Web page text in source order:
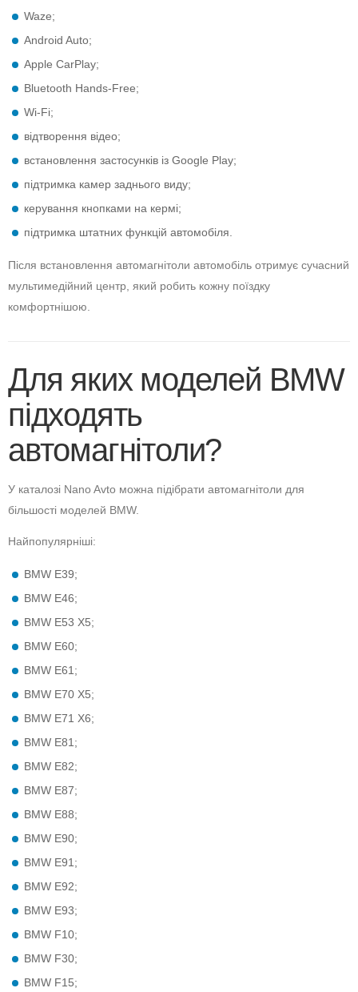
Waze;
Android Auto;
Apple CarPlay;
Bluetooth Hands-Free;
Wi-Fi;
відтворення відео;
встановлення застосунків із Google Play;
підтримка камер заднього виду;
керування кнопками на кермі;
підтримка штатних функцій автомобіля.
Після встановлення автомагнітоли автомобіль отримує сучасний
мультимедійний центр, який робить кожну поїздку
комфортнішою.
Для яких моделей BMW
підходять
автомагнітоли?
У каталозі Nano Avto можна підібрати автомагнітоли для
більшості моделей BMW.
Найпопулярніші:
BMW E39;
BMW E46;
BMW E53 X5;
BMW E60;
BMW E61;
BMW E70 X5;
BMW E71 X6;
BMW E81;
BMW E82;
BMW E87;
BMW E88;
BMW E90;
BMW E91;
BMW E92;
BMW E93;
BMW F10;
BMW F30;
BMW F15;